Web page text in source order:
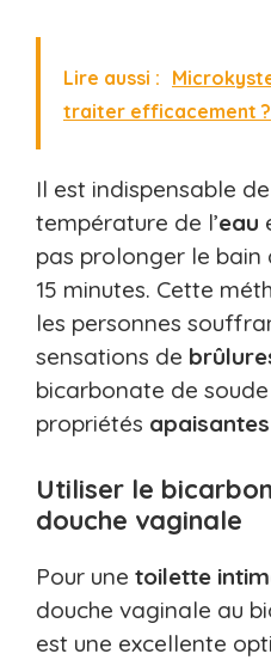
Lire aussi :
traiter efficacement ?
Il est indispensable
température de l’eau
pas prolonger le bain
15 minutes. Cette
les personnes
sensations de
bicarbonate de
propriétés apaisantes
Utiliser le
douche vaginale
Pour une toilette
douche vaginale au
est une excellente